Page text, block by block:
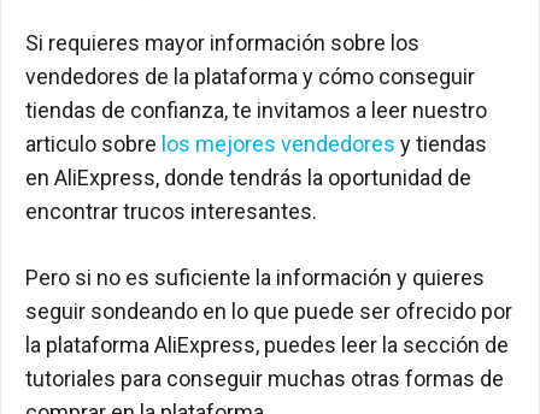
Si requieres mayor información sobre los
vendedores de la plataforma y cómo conseguir
tiendas de confianza, te invitamos a leer nuestro
articulo sobre los mejores vendedores y tiendas
en AliExpress, donde tendrás la oportunidad de
encontrar trucos interesantes.
Pero si no es suficiente la información y quieres
seguir sondeando en lo que puede ser ofrecido por
la plataforma AliExpress, puedes leer la sección de
tutoriales para conseguir muchas otras formas de